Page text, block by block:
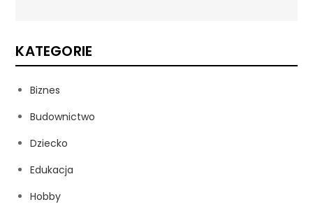
KATEGORIE
Biznes
Budownictwo
Dziecko
Edukacja
Hobby